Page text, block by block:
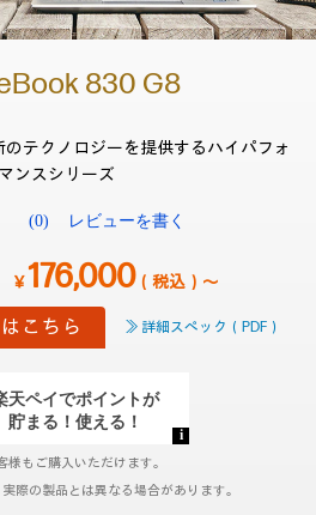
830 G8
テクノロジーを提供するハイパフォ
ンスシリーズ
評
値
な
し.
同
じ
ジ
の
ン
ク。
(0) レビューを書く
￥176,000（税込）～
こちら ≫ 詳細スペック（PDF）
もご購入いただけます。
際の製品とは異なる場合があります。